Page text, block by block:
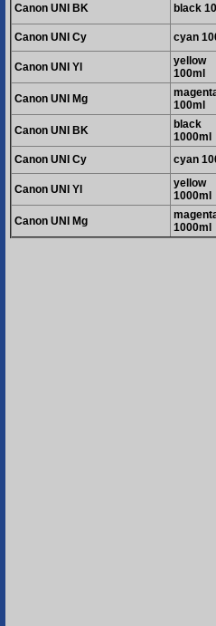
Canon UNI BK black
Canon UNI Cy cyan
Canon UNI Yl
yellow
100ml
Canon UNI Mg
100ml
Canon UNI BK
black
1000ml
Canon UNI Cy
cyan
Canon UNI Yl
yellow
1000ml
Canon UNI Mg
1000ml